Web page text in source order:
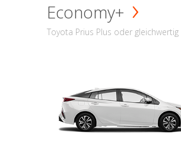
Economy+
Toyota Prius Plus oder gleichwertig